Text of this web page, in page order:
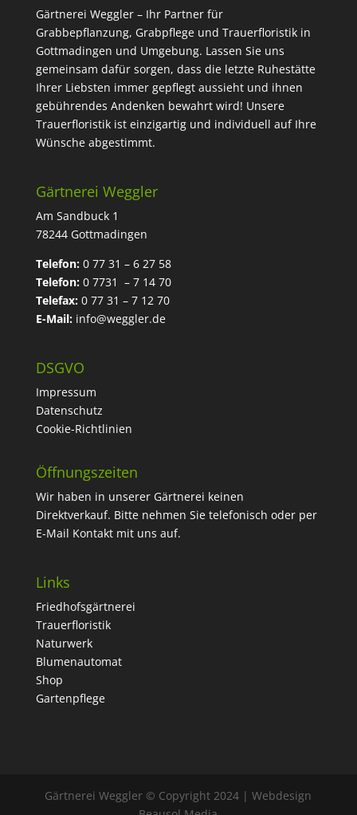
Gärtnerei Weggler – Ihr Partner für
Grabbepflanzung, Grabpflege und Trauerfloristik in
Gottmadingen und Umgebung. Lassen Sie uns
gemeinsam dafür sorgen, dass die letzte Ruhestätte
Ihrer Liebsten immer gepflegt aussieht und ihnen
gebührendes Andenken bewahrt wird! Unsere
Trauerfloristik ist einzigartig und individuell auf Ihre
Wünsche abgestimmt.
Gärtnerei Weggler
Am Sandbuck 1
78244 Gottmadingen
Telefon:0 77 31 – 6 27 58
Telefon:0 7731 – 7 14 70
Telefax:0 77 31 – 7 12 70
E-Mail: info@weggler.de
DSGVO
Impressum
Datenschutz
Cookie-Richtlinien
Öffnungszeiten
Wir haben in unserer Gärtnerei keinen
Direktverkauf. Bitte nehmen Sie telefonisch oder per
E-Mail Kontakt mit uns auf.
Links
Friedhofsgärtnerei
Trauerfloristik
Naturwerk
Blumenautomat
Shop
Gartenpflege
Gärtnerei Weggler © Copyright 2024 | Webdesign